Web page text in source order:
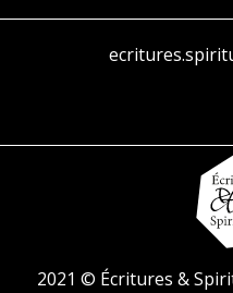
2021 © Écritures &